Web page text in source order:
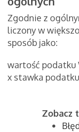
Zgodnie z
liczony w
sposób jako:
wartość podatku
x stawka podatku
Zobacz